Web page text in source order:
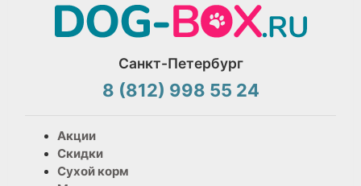
Санкт-Петербург
8 (812) 998 55 24
Акции
Скидки
Сухой корм